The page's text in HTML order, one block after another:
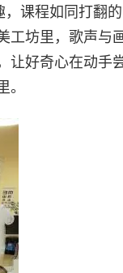
，课程如同打翻的
工坊里，歌声与
让好奇心在动手